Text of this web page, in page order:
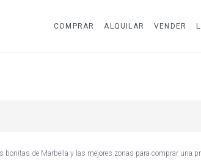
COMPRAR ALQUILAR VENDER
bonitas de Marbella y las mejores zonas para comprar una